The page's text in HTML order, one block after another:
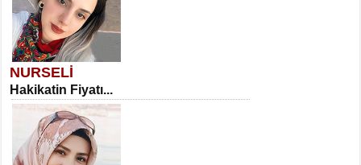
NURSELİ
Hakikatin Fiyatı...